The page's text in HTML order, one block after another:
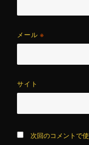
メール※
サイト
次回のコメントで